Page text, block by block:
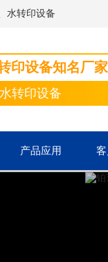
水转印设备
印设备知名厂家
转印设备
产品应用 客